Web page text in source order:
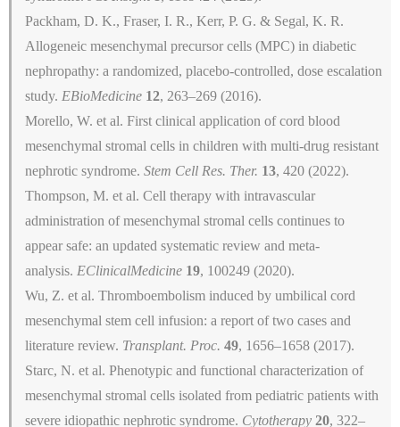
Packham, D. K., Fraser, I. R., Kerr, P. G. & Segal, K. R.
Allogeneic mesenchymal precursor cells (MPC) in diabetic
nephropathy: a randomized, placebo-controlled, dose escalation
study. EBioMedicine 12, 263–269 (2016).
Morello, W. et al. First clinical application of cord blood
mesenchymal stromal cells in children with multi-drug resistant
nephrotic syndrome. Stem Cell Res. Ther. 13, 420 (2022).
Thompson, M. et al. Cell therapy with intravascular
administration of mesenchymal stromal cells continues to
appear safe: an updated systematic review and meta-
analysis. EClinicalMedicine 19, 100249 (2020).
Wu, Z. et al. Thromboembolism induced by umbilical cord
mesenchymal stem cell infusion: a report of two cases and
literature review. Transplant. Proc. 49, 1656–1658 (2017).
Starc, N. et al. Phenotypic and functional characterization of
mesenchymal stromal cells isolated from pediatric patients with
severe idiopathic nephrotic syndrome. Cytotherapy 20, 322–